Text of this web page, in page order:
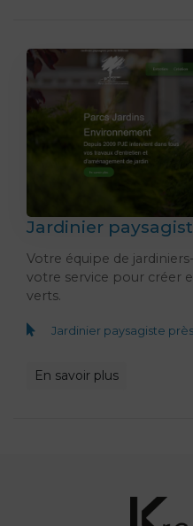
Jardinier
Votre équipe de
votre service pour créer
verts.
Jardinier paysagiste
En savoir plus